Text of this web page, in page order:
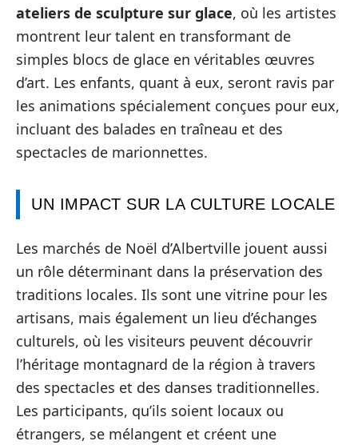
ateliers de sculpture sur glace, où les artistes
montrent leur talent en transformant de
simples blocs de glace en véritables œuvres
d’art. Les enfants, quant à eux, seront ravis par
les animations spécialement conçues pour eux,
incluant des balades en traîneau et des
spectacles de marionnettes.
UN IMPACT SUR LA CULTURE LOCALE
Les marchés de Noël d’Albertville jouent aussi
un rôle déterminant dans la préservation des
traditions locales. Ils sont une vitrine pour les
artisans, mais également un lieu d’échanges
culturels, où les visiteurs peuvent découvrir
l’héritage montagnard de la région à travers
des spectacles et des danses traditionnelles.
Les participants, qu’ils soient locaux ou
étrangers, se mélangent et créent une